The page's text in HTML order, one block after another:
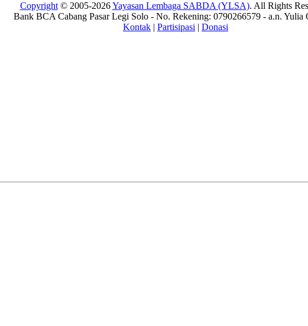
Copyright© 2005-2026Yayasan Lembaga SABDA (YLSA). All Rights
Bank BCA Cabang Pasar Legi Solo - No. Rekening: 0790266579 - a.n. Yulia
Kontak | Partisipasi | Donasi